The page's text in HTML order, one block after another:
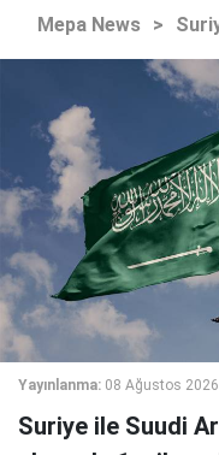
Mepa News >
Yayınlanma: 08 Ağustos
Suriye ile Suudi